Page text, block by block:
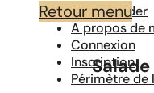
Commander
A propos de
Connexion
Inscription
Périmètre de
Retour menu
Salade